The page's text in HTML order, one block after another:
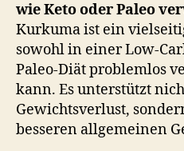
wie Keto oder Paleo
Kurkuma ist ein
sowohl in einer Low-
Paleo-Diät problemlos
kann. Es unterstützt
Gewichtsverlust,
besseren allgemeinen